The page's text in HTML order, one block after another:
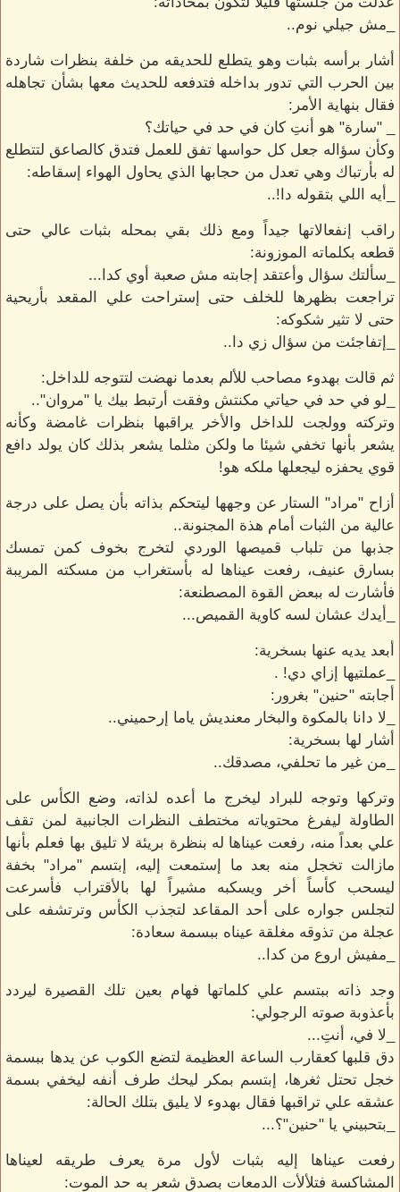
_مش جيلي نوم..
أشار برأسه بثبات وهو يتطلع للحديقه من خلفة بنظرات شاردة
بين الحرب التي تدور بداخله فتدفعه للحديث معها بشأن تجاهله
فقال بنهاية الأمر:
_ "سارة" هو أنتِ كان في حد في حياتك؟
وكأن سؤاله جعل كل حواسها تفق للعمل فتدق كالصاعق لتتطلع
له بأرتباك وهي تعدل من حجابها الذي يحاول الهواء إسقاطه:
_أيه اللي بتقوله دا!..
راقب إنفعالاتها جيداً ومع ذلك بقي بمحله بثبات عالي حتى
قطعه بكلماته الموزونة:
_سألتك سؤال وأعتقد إجابته مش صعبة أوي كدا...
تراجعت بظهرها للخلف حتى إستراحت علي المقعد بأريحية
حتى لا تثير شكوكه:
_إتفاجئت من سؤال زي دا..
ثم قالت بهدوء مصاحب للألم بعدما نهضت لتتوجه للداخل:
_لو في حد في حياتي مكنتش وفقت أرتبط بيك يا "مروان"..
وتركته وولجت للداخل والأخر يراقبها بنظرات غامضة وكأنه
يشعر بأنها تخفي شيئا ما ولكن مثلما يشعر بذلك كان يولد دافع
قوي يحفزه ليجعلها ملكه هو!
أزاح "مراد" الستار عن وجهها ليتحكم بذاته بأن يصل على درجة
عالية من الثبات أمام هذة المجنونة..
جذبها من تلباب قميصها الوردي لتخرج بخوف كمن تمسك
بسارق عنيف، رفعت عيناها له بأستغراب من مسكته المريبة
فأشارت له ببعض القوة المصطنعة:
_أيدك عشان لسه كاوية القميص...
أبعد يديه عنها بسخرية:
_عملتيها إزاي دي! .
أجابته "حنين" بغرور:
_لا دانا بالمكوة والبخار معنديش ياما إرحميني..
أشار لها بسخرية:
_من غير ما تحلفي، مصدقك..
وتركها وتوجه للبراد ليخرج ما أعده لذاته، وضع الكأس على
الطاولة ليفرغ محتوياته مختطف النظرات الجانبية لمن تقف
علي بعداً منه، رفعت عيناها له بنظرة بريئة لا تليق بها فعلم بأنها
مازالت تخجل منه بعد ما إستمعت إليه، إبتسم "مراد" بخفة
ليسحب كأساً أخر ويسكبه مشيراً لها بالأقتراب فأسرعت
لتجلس جواره على أحد المقاعد لتجذب الكأس وترتشفه على
عجلة من تذوقه مغلقة عيناه ببسمة سعادة:
_مفيش اروع من كدا..
وجد ذاته ببتسم علي كلماتها فهام بعين تلك القصيرة ليردد
بأعذوبة صوته الرجولي:
_لا في، أنتِ...
دق قلبها كعقارب الساعة العظيمة لتضع الكوب عن يدها ببسمة
خجل تحتل ثغرها، إبتسم بمكر ليحك طرف أنفه ليخفي بسمة
عشقه علي تراقبها فقال بهدوء لا يليق بتلك الحالة:
_بتحبيني يا "حنين"؟...
رفعت عيناها إليه بثبات لأول مرة يعرف طريقه لعيناها
المشاكسة فتلألأت الدمعات بصدق شعر به حد الموت: